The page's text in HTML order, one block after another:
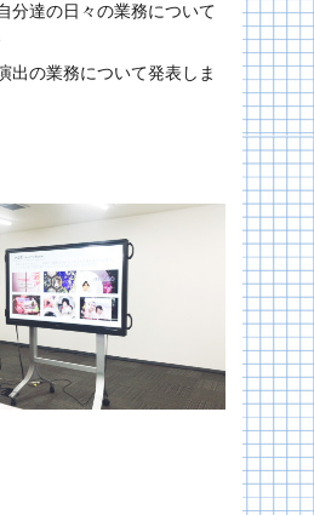
分達の日々の業務について
出の業務について発表しま